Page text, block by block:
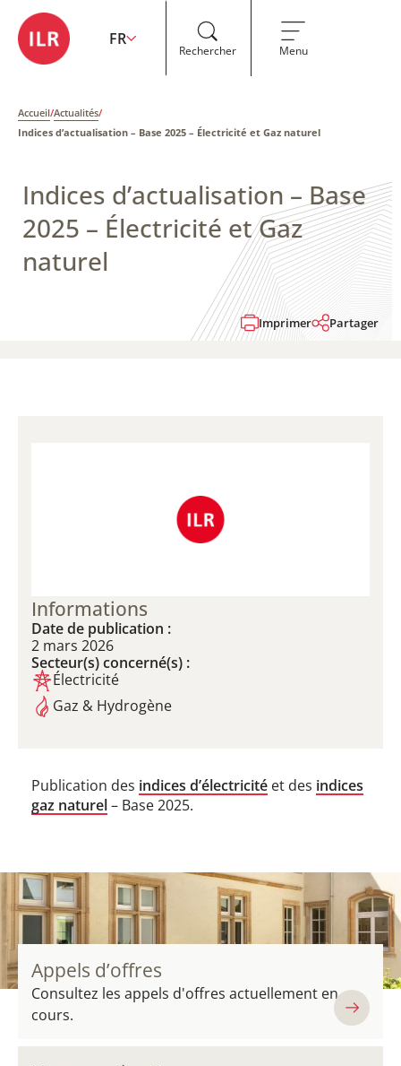
FR
Rechercher Menu
Accueil/Actualités/
Indices d’actualisation – Base 2025 – Électricité et Gaz naturel
Indices d’actualisation – Base
2025 – Électricité et Gaz
naturel
Imprimer Partager
Informations
Date de publication :
2 mars 2026
Secteur(s) concerné(s) :
Électricité
Gaz & Hydrogène
Publication des indices d’électricité et des indices
gaz naturel– Base 2025.
Appels d’offres
Consultez les appels d'offres actuellement en
cours.